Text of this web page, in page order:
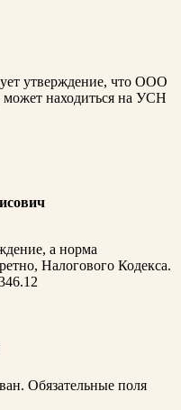
утверждение, что ООО
находиться на УСН
а норма
Налогового Кодекса.
Обязательные поля